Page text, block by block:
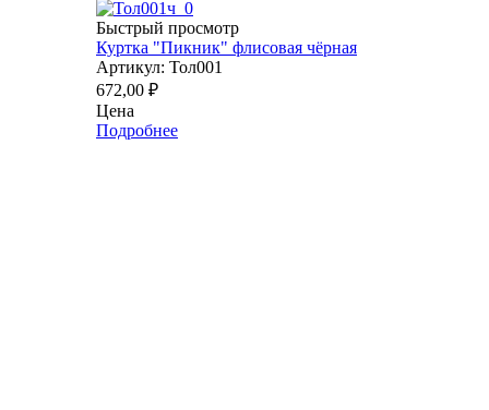
Быстрый просмотр
Куртка "Пикник" флисовая чёрная
Артикул: Тол001
672,00 ₽
Цена
Подробнее